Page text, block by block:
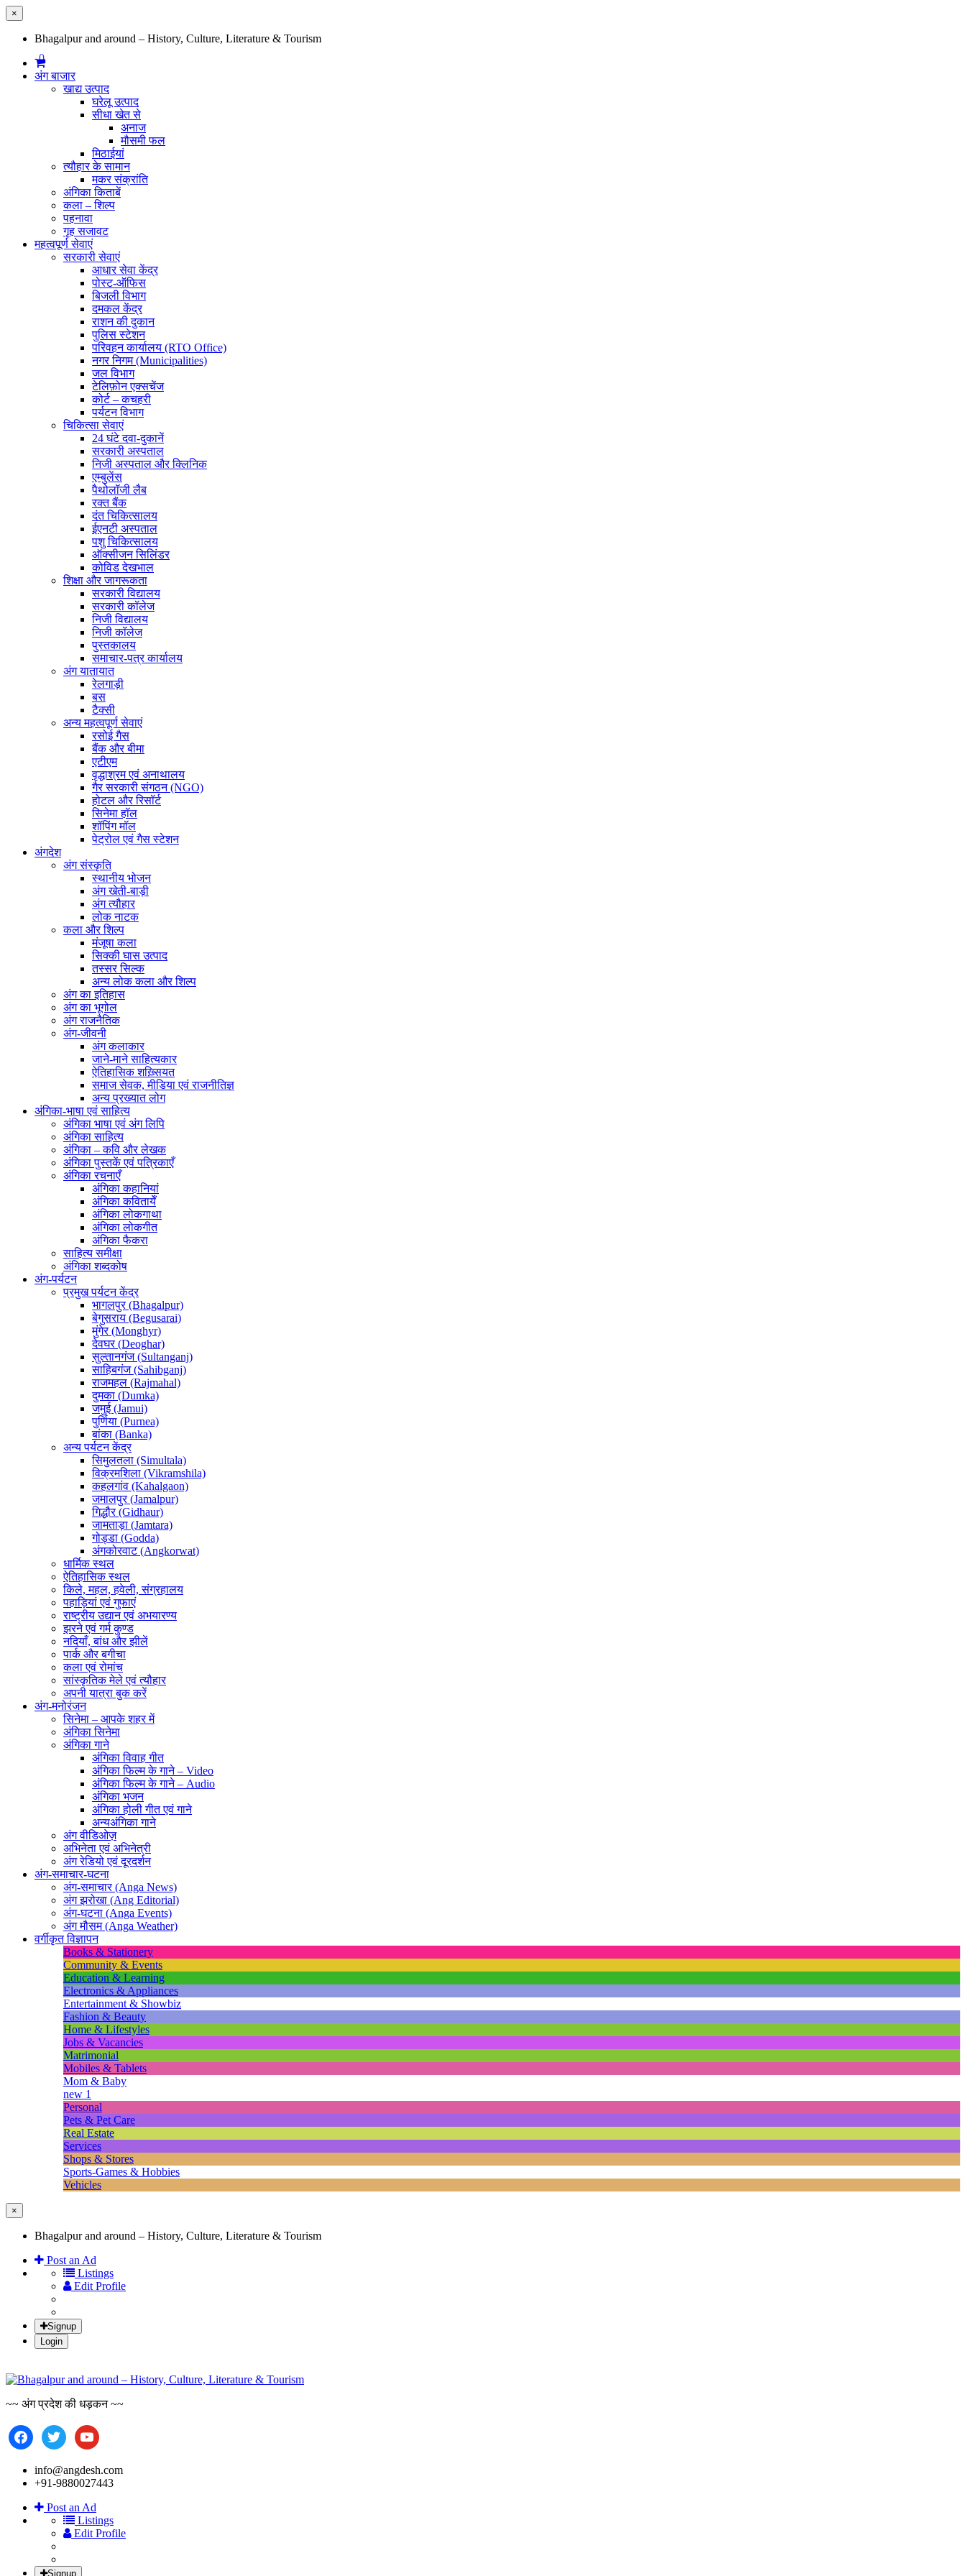
×
Bhagalpur and around – History, Culture, Literature & Tourism
0
अंग बाजार
खाद्य उत्पाद
घरेलू उत्पाद
सीधा खेत से
अनाज
मौसमी फल
मिठाईयां
त्यौहार के सामान
मकर संक्रांति
अंगिका किताबें
कला – शिल्प
पहनावा
गृह सजावट
महत्वपूर्ण सेवाएं
सरकारी सेवाएं
आधार सेवा केंद्र
पोस्ट-ऑफिस
बिजली विभाग
दमकल केंद्र
राशन की दुकान
पुलिस स्टेशन
परिवहन कार्यालय (RTO Office)
नगर निगम (Municipalities)
जल विभाग
टेलिफ़ोन एक्सचेंज
कोर्ट – कचहरी
पर्यटन विभाग
चिकित्सा सेवाएं
24 घंटे दवा-दुकानें
सरकारी अस्पताल
निजी अस्पताल और क्लिनिक
एम्बुलेंस
पैथोलॉजी लैब
रक्त बैंक
दंत चिकित्सालय
ईएनटी अस्पताल
पशु चिकित्सालय
ऑक्सीजन सिलिंडर
कोविड देखभाल
शिक्षा और जागरूकता
सरकारी विद्यालय
सरकारी कॉलेज
निजी विद्यालय
निजी कॉलेज
पुस्तकालय
समाचार-पत्र कार्यालय
अंग यातायात
रेलगाड़ी
बस
टैक्सी
अन्य महत्वपूर्ण सेवाएं
रसोई गैस
बैंक और बीमा
एटीएम
वृद्धाश्रम एवं अनाथालय
गैर सरकारी संगठन (NGO)
होटल और रिसॉर्ट
सिनेमा हॉल
शॉपिंग मॉल
पेट्रोल एवं गैस स्टेशन
अंगदेश
अंग संस्कृति
स्थानीय भोजन
अंग खेती-बाड़ी
अंग त्यौहार
लोक नाटक
कला और शिल्प
मंजूषा कला
सिक्की घास उत्पाद
तस्सर सिल्क
अन्य लोक कला और शिल्प
अंग का इतिहास
अंग का भूगोल
अंग राजनैतिक
अंग-जीवनी
अंग कलाकार
जाने-माने साहित्यकार
ऐतिहासिक शख़्सियत
समाज सेवक, मीडिया एवं राजनीतिज्ञ
अन्य प्रख्यात लोग
अंगिका-भाषा एवं साहित्य
अंगिका भाषा एवं अंग लिपि
अंगिका साहित्य
अंगिका – कवि और लेखक
अंगिका पुस्तकें एवं पत्रिकाएँ
अंगिका रचनाएँ
अंगिका कहानियां
अंगिका कवितायेँ
अंगिका लोकगाथा
अंगिका लोकगीत
अंगिका फैकरा
साहित्य समीक्षा
अंगिका शब्दकोष
अंग-पर्यटन
प्रमुख पर्यटन केंद्र
भागलपुर (Bhagalpur)
बेगुसराय (Begusarai)
मुंगेर (Monghyr)
देवघर (Deoghar)
सुल्तानगंज (Sultanganj)
साहिबगंज (Sahibganj)
राजमहल (Rajmahal)
दुमका (Dumka)
जमुई (Jamui)
पुर्णिया (Purnea)
बांका (Banka)
अन्य पर्यटन केंद्र
सिमुलतला (Simultala)
विक्रमशिला (Vikramshila)
कहलगांव (Kahalgaon)
जमालपुर (Jamalpur)
गिद्धौर (Gidhaur)
जामताड़ा (Jamtara)
गोड्डा (Godda)
अंगकोरवाट (Angkorwat)
धार्मिक स्थल
ऐतिहासिक स्थल
किले, महल, हवेली, संग्रहालय
पहाड़ियां एवं गुफाएं
राष्ट्रीय उद्यान एवं अभयारण्य
झरने एवं गर्म कुण्ड
नदियाँ, बांध और झीलें
पार्क और बगीचा
कला एवं रोमांच
सांस्कृतिक मेले एवं त्यौहार
अपनी यात्रा बुक करें
अंग-मनोरंजन
सिनेमा – आपके शहर में
अंगिका सिनेमा
अंगिका गाने
अंगिका विवाह गीत
अंगिका फिल्म के गाने – Video
अंगिका फिल्म के गाने – Audio
अंगिका भजन
अंगिका होली गीत एवं गाने
अन्यअंगिका गाने
अंग वीडिओज़
अभिनेता एवं अभिनेत्री
अंग रेडियो एवं दूरदर्शन
अंग-समाचार-घटना
अंग-समाचार (Anga News)
अंग झरोखा (Ang Editorial)
अंग-घटना (Anga Events)
अंग मौसम (Anga Weather)
वर्गीकृत विज्ञापन
Books & Stationery
Community & Events
Education & Learning
Electronics & Appliances
Entertainment & Showbiz
Fashion & Beauty
Home & Lifestyles
Jobs & Vacancies
Matrimonial
Mobiles & Tablets
Mom & Baby
new 1
Personal
Pets & Pet Care
Real Estate
Services
Shops & Stores
Sports-Games & Hobbies
Vehicles
×
Bhagalpur and around – History, Culture, Literature & Tourism
Post an Ad
Listings
Edit Profile
Signup
Login
~~ अंग प्रदेश की धड़कन ~~
facebooktwitter youtube
info@angdesh.com
+91-9880027443
Post an Ad
Listings
Edit Profile
Signup